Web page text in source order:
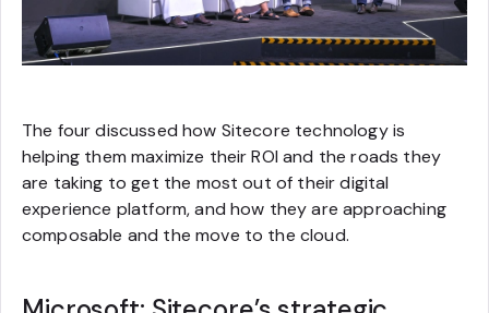
The four discussed how Sitecore technology is
helping them maximize their ROI and the roads they
are taking to get the most out of their digital
experience platform, and how they are approaching
composable and the move to the cloud.